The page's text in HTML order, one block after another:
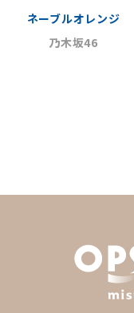
ネーブルオレンジ
乃木坂46